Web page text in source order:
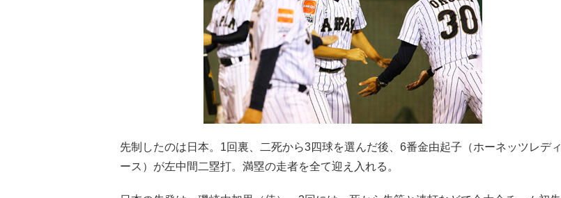
先制したのは日本。1回裏、二死から3四球を選んだ後、6番金由起子（ホーネッツレディ
ース）が左中間二塁打。満塁の走者を全て迎え入れる。